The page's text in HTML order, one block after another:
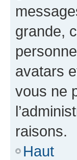
grande,
avatars
vous ne
raisons.
Haut